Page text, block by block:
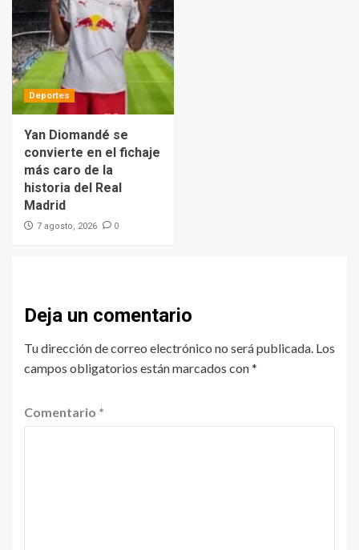
Deportes
Yan Diomandé se
convierte en el fichaje
más caro de la
historia del Real
Madrid
7 agosto, 2026 0
Deja un comentario
Tu dirección de correo electrónico no será publicada. Los
campos obligatorios están marcados con*
Comentario *